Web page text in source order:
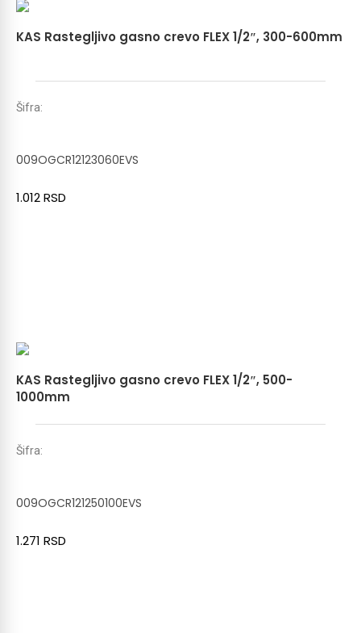
KAS Rastegljivo gasno crevo FLEX 1/2″, 300-600mm
Šifra:
009OGCR12123060EVS
1.012RSD
KAS Rastegljivo gasno crevo FLEX 1/2″, 500-
1000mm
Šifra:
009OGCR121250100EVS
1.271 RSD